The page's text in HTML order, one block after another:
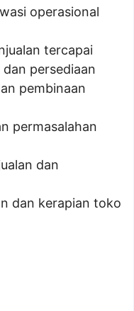
operasional
tercapai
persediaan
pembinaan
permasalahan
dan
dan kerapian toko